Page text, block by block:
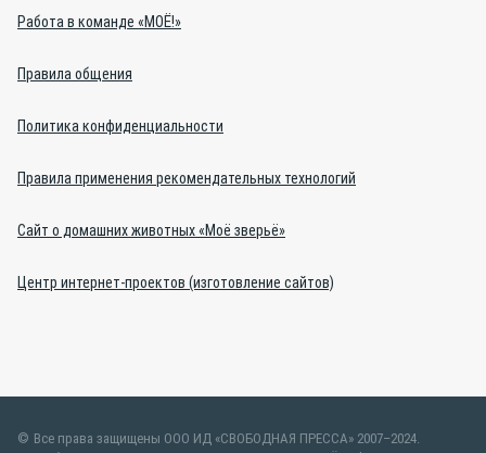
Работа в команде «МОЁ!»
Правила общения
Политика конфиденциальности
Правила применения рекомендательных технологий
Сайт о домашних животных «Моё зверьё»
Центр интернет-проектов (изготовление сайтов)
Все права защищены ООО ИД «СВОБОДНАЯ ПРЕССА» 2007–2024.